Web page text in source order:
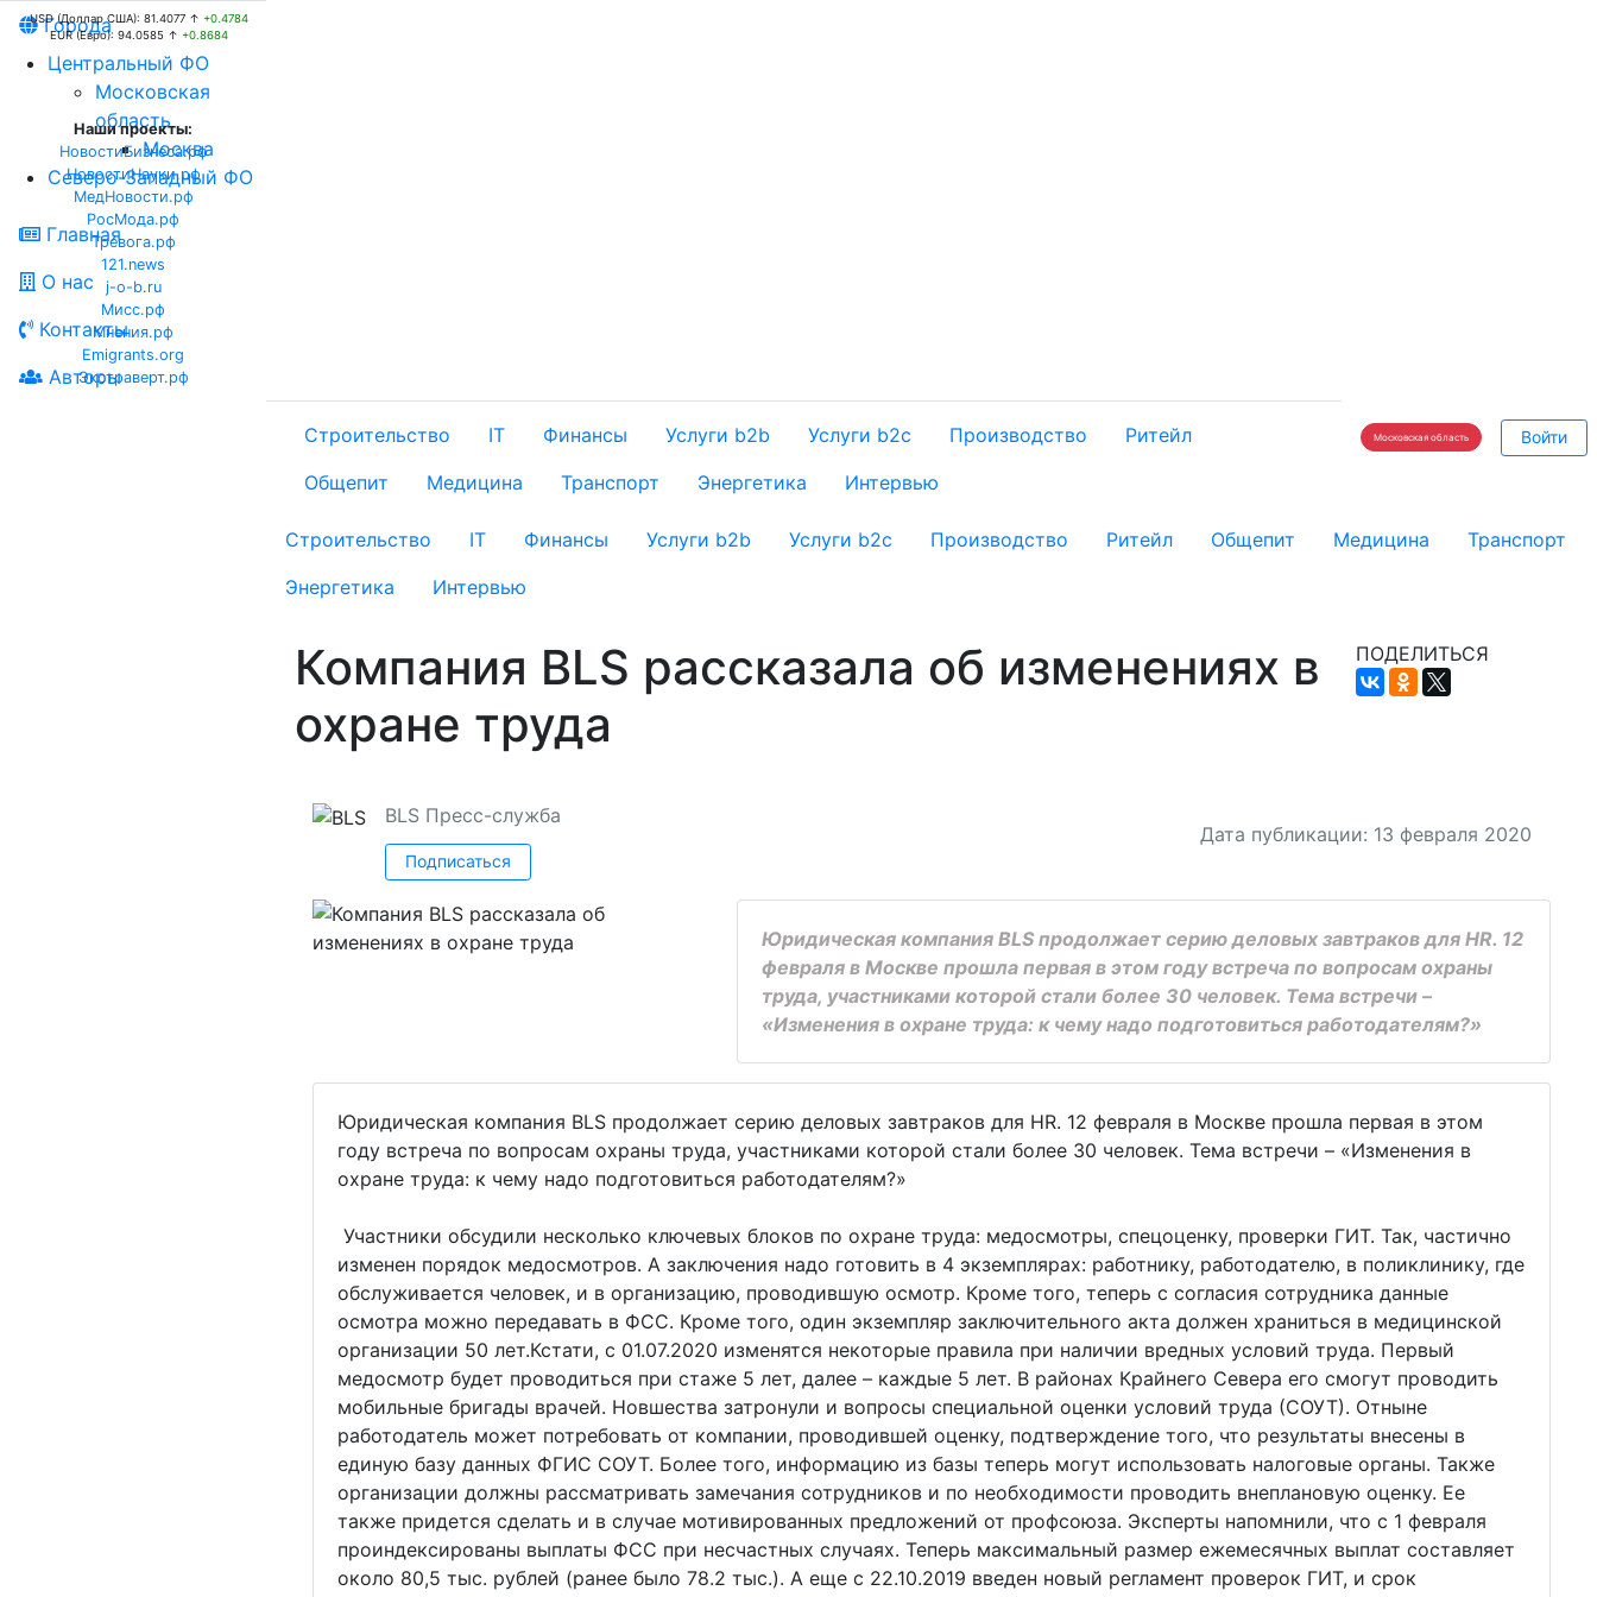
USD (Доллар США): 81.4077 ↑ +0.4784
EUR (Евро): 94.0585 ↑ +0.8684
Города
Центральный ФО
Московская
область
Москва
Северо-Западный ФО
Главная
О нас
Контакты
Авторы
Наши проекты:
НовостиБизнеса.рф
НовостиНауки.рф
МедНовости.рф
РосМода.рф
Тревога.рф
121.news
j-o-b.ru
Мисс.рф
Мнения.рф
Emigrants.org
Экстраверт.рф
Строительство IT Финансы Услуги b2b Услуги b2c Производство
Ритейл
Общепит
Медицина Транспорт Энергетика Интервью
Московская область Войти
Строительство IT Финансы Услуги b2b Услуги b2c Производство Ритейл Общепит Медицина
Транспорт
Энергетика
Интервью
Компания BLS рассказала об изменениях в
охране труда
ПОДЕЛИТЬСЯ
BLS Пресс-служба
Подписаться
Дата публикации: 13 февраля 2020
Юридическая компания BLS продолжает серию деловых завтраков для HR. 12
февраля в Москве прошла первая в этом году встреча по вопросам охраны
труда, участниками которой стали более 30 человек. Тема встречи –
«Изменения в охране труда: к чему надо подготовиться работодателям?»
Юридическая компания BLS продолжает серию деловых завтраков для HR. 12 февраля в Москве прошла первая в этом
году встреча по вопросам охраны труда, участниками которой стали более 30 человек. Тема встречи – «Изменения в
охране труда: к чему надо подготовиться работодателям?»
Участники обсудили несколько ключевых блоков по охране труда: медосмотры, спецоценку, проверки ГИТ. Так, частично
изменен порядок медосмотров. А заключения надо готовить в 4 экземплярах: работнику, работодателю, в поликлинику, где
обслуживается человек, и в организацию, проводившую осмотр. Кроме того, теперь с согласия сотрудника данные
осмотра можно передавать в ФСС. Кроме того, один экземпляр заключительного акта должен храниться в медицинской
организации 50 лет.Кстати, с 01.07.2020 изменятся некоторые правила при наличии вредных условий труда. Первый
медосмотр будет проводиться при стаже 5 лет, далее – каждые 5 лет. В районах Крайнего Севера его смогут проводить
мобильные бригады врачей. Новшества затронули и вопросы специальной оценки условий труда (СОУТ). Отныне
работодатель может потребовать от компании, проводившей оценку, подтверждение того, что результаты внесены в
единую базу данных ФГИС СОУТ. Более того, информацию из базы теперь могут использовать налоговые органы. Также
организации должны рассматривать замечания сотрудников и по необходимости проводить внеплановую оценку. Ее
также придется сделать и в случае мотивированных предложений от профсоюза. Эксперты напомнили, что с 1 февраля
проиндексированы выплаты ФСС при несчастных случаях. Теперь максимальный размер ежемесячных выплат составляет
около 80,5 тыс. рублей (ранее было 78.2 тыс.). А еще с 22.10.2019 введен новый регламент проверок ГИТ, и срок